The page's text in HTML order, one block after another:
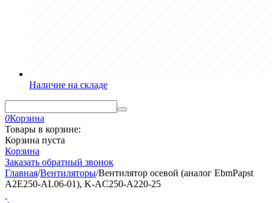
Наличие на складе
0Корзина
Товары в корзине:
Корзина пуста
Корзина
Заказать обратный звонок
Главная/Вентиляторы/Вентилятор осевой (аналог EbmPapst
A2E250-AL06-01), K-AC250-A220-25